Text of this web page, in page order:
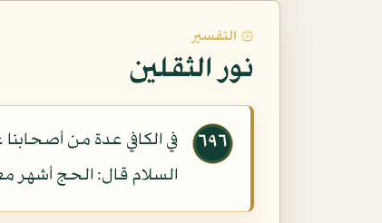
۞ التفسير
نور الثقلين
٦٩٦
في الكافي عدة من
السلام قال: الحج أشهر